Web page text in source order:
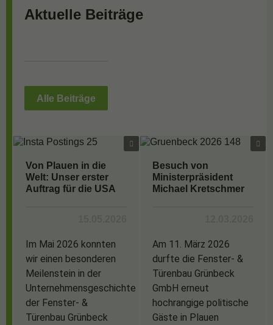
Aktuelle Beiträge
Alle Beiträge
Von Plauen in die
Welt: Unser erster
Auftrag für die USA
Im Mai 2026 konnten
wir einen besonderen
Meilenstein in der
Unternehmensgeschichte
der Fenster- &
Türenbau Grünbeck
Besuch von
Ministerpräsident
Michael Kretschmer
Am 11. März 2026
durfte die Fenster- &
Türenbau Grünbeck
GmbH erneut
hochrangige politische
Gäste in Plauen